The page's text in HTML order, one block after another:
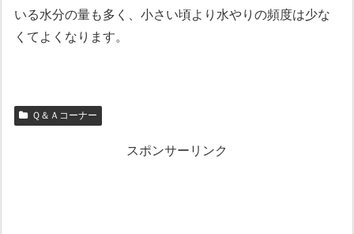
いる水分の量も多く、小さい頃より水やりの頻度は少な
くてよくなります。
Ｑ＆Ａコーナー
スポンサーリンク